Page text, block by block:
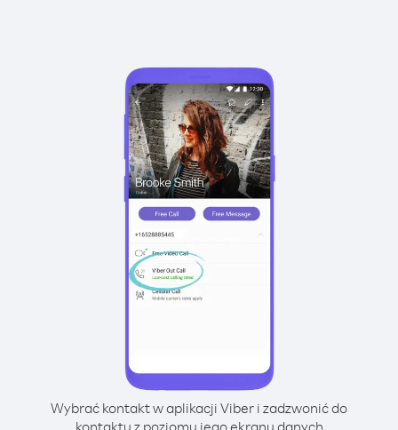
Wybrać kontakt w aplikacji Viber i zadzwonić do
kontaktu z poziomu jego ekranu danych